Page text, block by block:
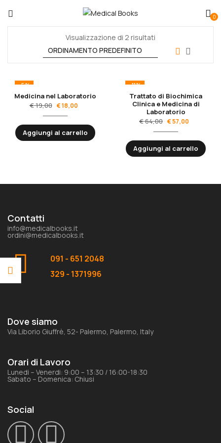
0
Visualizzazione di 2 risultati
-5%
Medicina nel Laboratorio
€19,00 €18,00
Aggiungi al carrello
-11%
Trattato di Biochimica
Clinica e Medicina di
Laboratorio
€64,00 €57,00
Aggiungi al carrello
Contatti
info@medicalbooks.it
ordini@medicalbooks.it
091 - 651 2048
329 - 1371996
Dove siamo
Via Liborio Giuffrè, 52- Palermo, Palermo, Italy
Orari di Lavoro
Lunedi – Venerdi: 9:00 – 13:30 / 16:00-18:30
Sabato – Domenica: Chiusi
Social